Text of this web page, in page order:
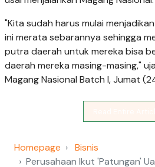
"Kita sudah harus mulai
ini merata sebarannya sehingga
putra daerah untuk mereka bisa
daerah mereka masing-masing,"
Magang Nasional Batch I, Jumat
Homepage
Bisnis
Perusahaan Ikut 'Patungan'